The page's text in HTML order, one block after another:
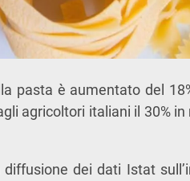
pasta è aumentato del
agricoltori italiani il 30%
dei dati Istat